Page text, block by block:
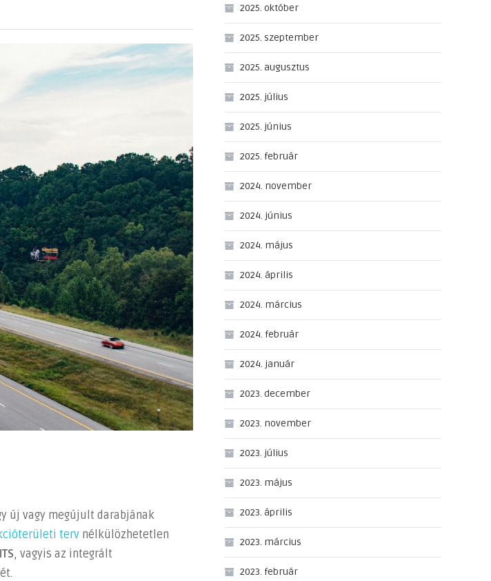
új vagy megújult darabjának
terv nélkülözhetetlen
ITS, vagyis az integrált
2025. október
2025. szeptember
2025. augusztus
2025. július
2025. június
2025. február
2024. november
2024. június
2024. május
2024. április
2024. március
2024. február
2024. január
2023. december
2023. november
2023. július
2023. május
2023. április
2023. március
2023. február